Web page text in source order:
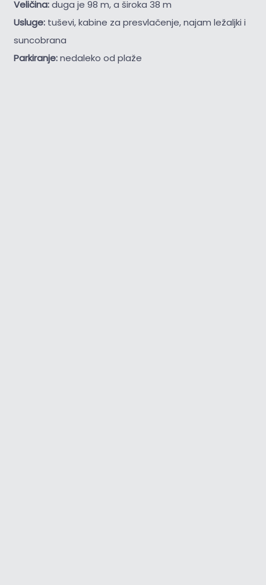
Veličina:duga je 98 m, a široka 38 m
Usluge: tuševi, kabine za presvlačenje, najam ležaljki i
suncobrana
Parkiranje:nedaleko od plaže